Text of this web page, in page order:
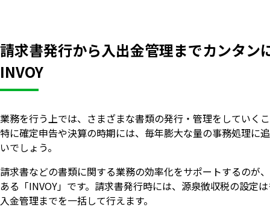
請求書発行から入出金管理までカンタン
INVOY
業務を行う上では、さまざまな書類の発行・管理をしていく
特に確定申告や決算の時期には、毎年膨大な量の事務処理に
いでしょう。
請求書などの書類に関する業務の効率化をサポートするのが
ある「INVOY」です。請求書発行時には、源泉徴収税の設定
入金管理までを一括して行えます。